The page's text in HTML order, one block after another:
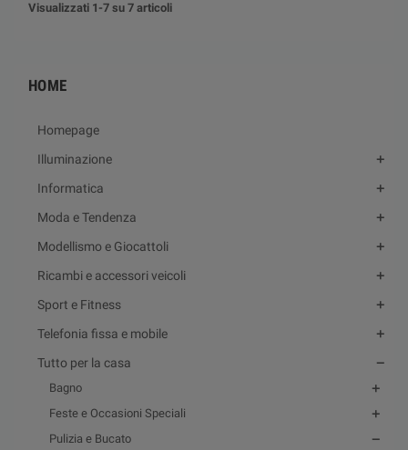
HOME
Homepage
Illuminazione
Informatica
Moda e Tendenza
Modellismo e Giocattoli
Ricambi e accessori veicoli
Sport e Fitness
Telefonia fissa e mobile
Tutto per la casa
Bagno
Feste e Occasioni Speciali
Pulizia e Bucato
Visualizzati 1-7 su 7 articoli